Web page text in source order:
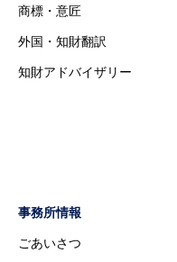
商標・意匠
外国・知財翻訳
知財アドバイザリー
事務所情報
ごあいさつ